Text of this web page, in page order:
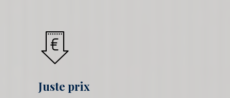
Juste prix